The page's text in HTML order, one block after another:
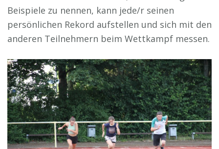
Beispiele zu nennen, kann jede/r seinen
persönlichen Rekord aufstellen und sich mit den
anderen Teilnehmern beim Wettkampf messen.